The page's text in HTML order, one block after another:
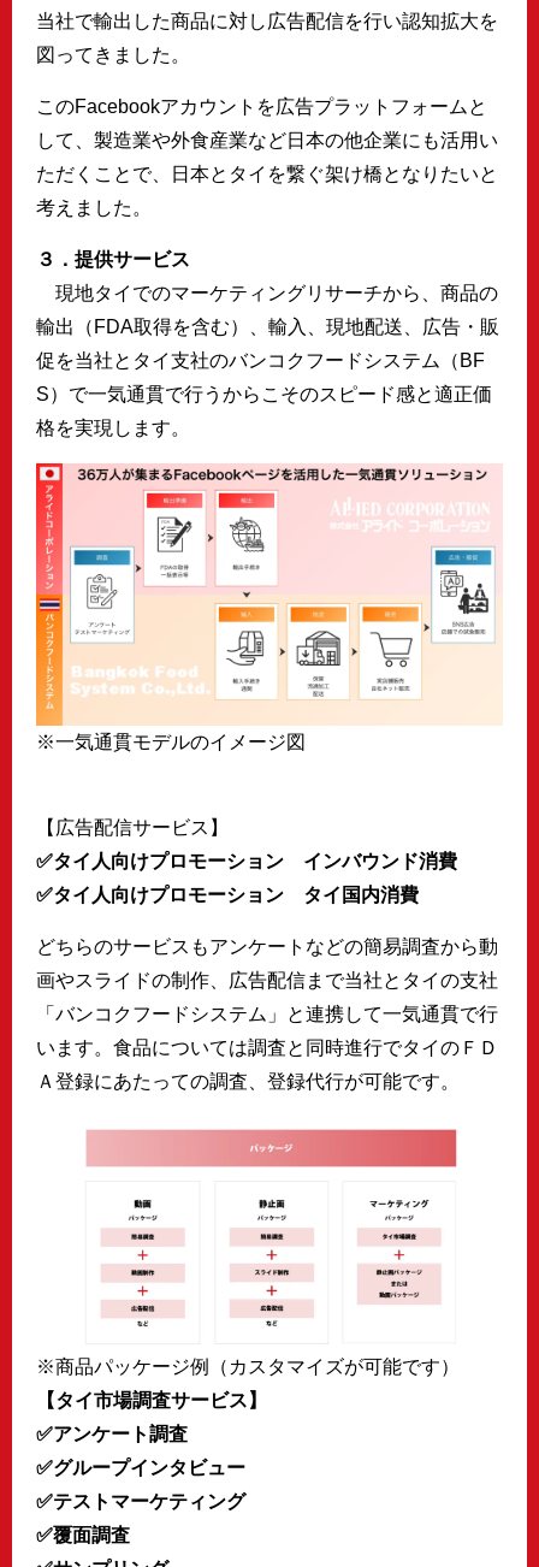
当社で輸出した商品に対し広告配信を行い認知拡大を
図ってきました。
このFacebookアカウントを広告プラットフォームと
して、製造業や外食産業など日本の他企業にも活用い
ただくことで、日本とタイを繋ぐ架け橋となりたいと
考えました。
３．提供サービス
現地タイでのマーケティングリサーチから、商品の
輸出（FDA取得を含む）、輸入、現地配送、広告・販
促を当社とタイ支社のバンコクフードシステム（BF
S）で一気通貫で行うからこそのスピード感と適正価
格を実現します。
※一気通貫モデルのイメージ図
【広告配信サービス】
✅タイ人向けプロモーション インバウンド消費
✅タイ人向けプロモーション タイ国内消費
どちらのサービスもアンケートなどの簡易調査から動
画やスライドの制作、広告配信まで当社とタイの支社
「バンコクフードシステム」と連携して一気通貫で行
います。食品については調査と同時進行でタイのＦＤ
Ａ登録にあたっての調査、登録代行が可能です。
※商品パッケージ例（カスタマイズが可能です）
【タイ市場調査サービス】
✅アンケート調査
✅グループインタビュー
✅テストマーケティング
✅覆面調査